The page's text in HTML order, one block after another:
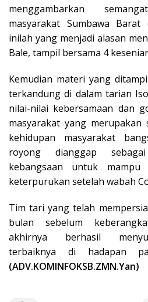
menggambarkan
masyarakat Sumbawa Barat
inilah yang menjadi alasan
Bale, tampil bersama 4
Kemudian materi yang
terkandung di dalam tarian
nilai-nilai kebersamaan dan
masyarakat yang
kehidupan masyarakat
royong dianggap
kebangsaan untuk
keterpurukan setelah wabah
Tim tari yang telah
bulan sebelum
akhirnya berhasil
terbaiknya di hadapan
(ADV.KOMINFOKSB.ZMN.Yan)